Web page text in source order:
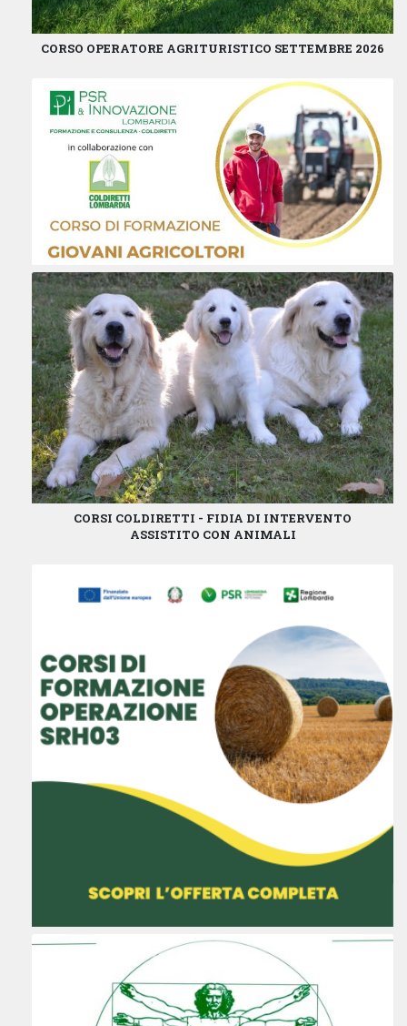
CORSO OPERATORE AGRITURISTICO SETTEMBRE 2026
CORSI COLDIRETTI - FIDIA DI INTERVENTO
ASSISTITO CON ANIMALI